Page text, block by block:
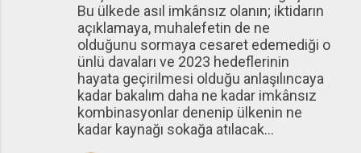
Bu ülkede asıl imkânsız olanın; iktidarın
açıklamaya, muhalefetin de ne
olduğunu sormaya cesaret edemediği o
ünlü davaları ve 2023 hedeflerinin
hayata geçirilmesi olduğu anlaşılıncaya
kadar bakalım daha ne kadar imkânsız
kombinasyonlar denenip ülkenin ne
kadar kaynağı sokağa atılacak...